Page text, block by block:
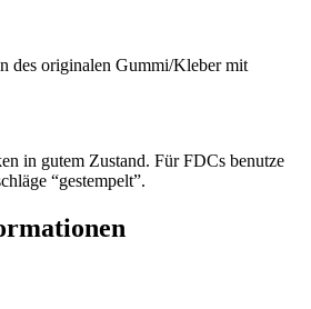
des originalen Gummi/Kleber mit
in gutem Zustand. Für FDCs benutze
“gestempelt”.